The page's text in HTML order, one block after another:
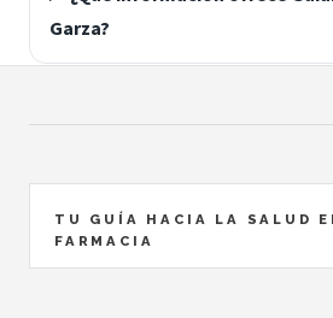
Garza?
TU GUÍA HACIA LA SALUD
FARMACIA